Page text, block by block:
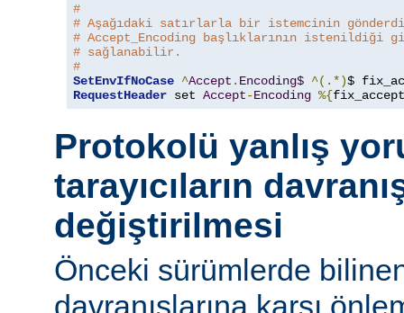
#
# Aşağıdaki satırlarla bir istemcinin
# Accept_Encoding başlıklarının istenildiği
# sağlanabilir.
#
SetEnvIfNoCase ^Accept . Encoding$ ^(.*)$
RequestHeader set Accept-Encoding %{
Protokolü yanlış
tarayıcıların
değiştirilmesi
Önceki sürümlerde
davranışlarına karşı